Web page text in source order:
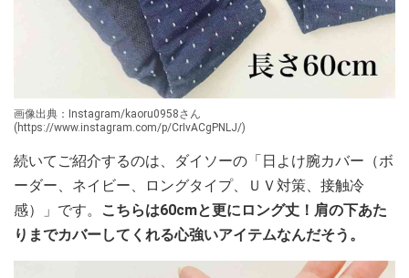
画像出典：Instagram/kaoru0958さん
(https://www.instagram.com/p/CrIvACgPNLJ/)
続いてご紹介するのは、ダイソーの「日よけ腕カバー（ボ
ーダー、ネイビー、ロングタイプ、ＵＶ対策、接触冷
感）」です。
こちらは60cmと更にロング丈！肩の下あた
りまでカバーしてくれる心強いアイテムなんだそう。